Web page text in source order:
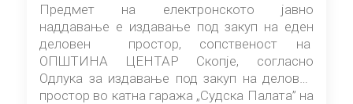
Предмет на електронското јавно
наддавање е издавање под закуп на еден
деловен простор, сопственост на
ОПШТИНА ЦЕНТАР Скопје, согласно
Одлука за издавање под закуп на деловен
простор во катна гаража „Судска Палата” на